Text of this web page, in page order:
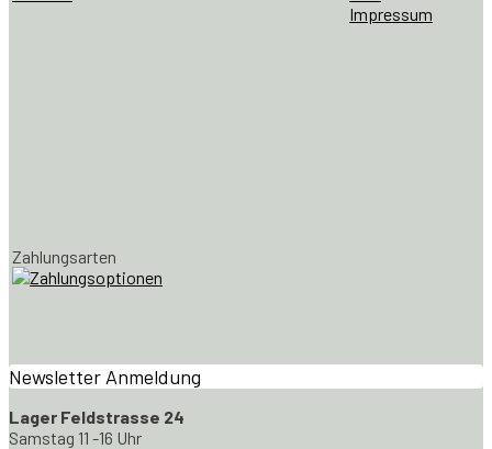
Impressum
Zahlungsarten
Newsletter Anmeldung
Lager Feldstrasse 24
Samstag 11 -16 Uhr